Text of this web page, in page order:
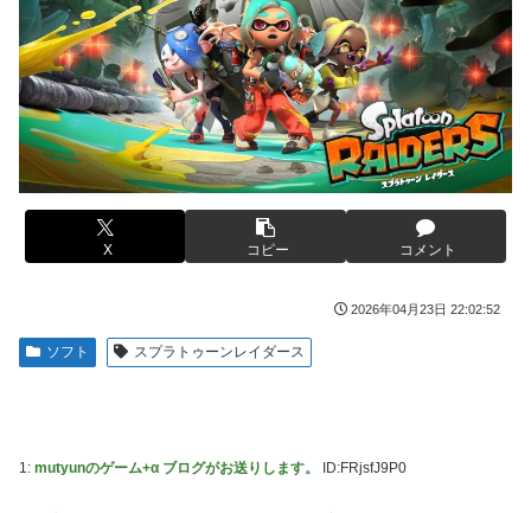
ミサイルの実射試験に韓国人が衝撃！」→「着々と進む最新
鋭の防衛装備‥」
【画像】かつて天下を獲っていたYouTuberの現在ｗｗｗｗ
【悲報】コレコレ、月収1億円ｗｗｗそりゃ外出るのにボデ
ィガードつけるわ…
【悲報】福岡の電車、完全にやらかす。構内アナウンスでド
【悲報】有名漫画家、がんを公表「大腸癌になってしまいま
した。肝臓に転移も見られてステージ4です」
【画像】 AI「写真の背景削除？ガンプラの箱追加しといて
やる夫のダンジョン運営記183-雑談所ネタ118 懺悔小ネタ
海外「全部日本の真似だったのか…」 日本の普通のテレビ
【警告】社会人「スムージーにキウイ皮ごと入れよ。これ美
容にいいんだよね〜」→ 結果…
【悲報】有名漫画家、がんを公表「大腸癌になってしまいま
した。肝臓に転移も見られてステージ4です」
【衝撃】ハンターハンター、とんでもねえ伏線が発掘され
る。クルタ族の虐殺犯人がツェリードニヒだった模様！
被災地・熊本、泥酔者の通報が止まらず県警が異例のお願い
20代「50年ローンでええやろ」←これマジ？？？
行りだした結果がこちらw w w w w w w
メトロイドプライム4 新品が2999円に…
欧州「日本だけ反則だろ…」 世界の『日本びいき』にヨー
X コピー コメント
2026年04月23日 22:02:52
ソフト スプラトゥーンレイダース
1: mutyunのゲーム+α ブログがお送りします。 ID:FRjsfJ9P0